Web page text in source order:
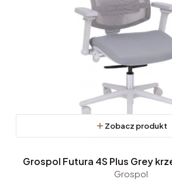
Zobacz produkt
Grospol Futura 4S Plus Grey
Grospol